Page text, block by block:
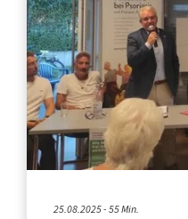
25.08.2025 - 55 Min.